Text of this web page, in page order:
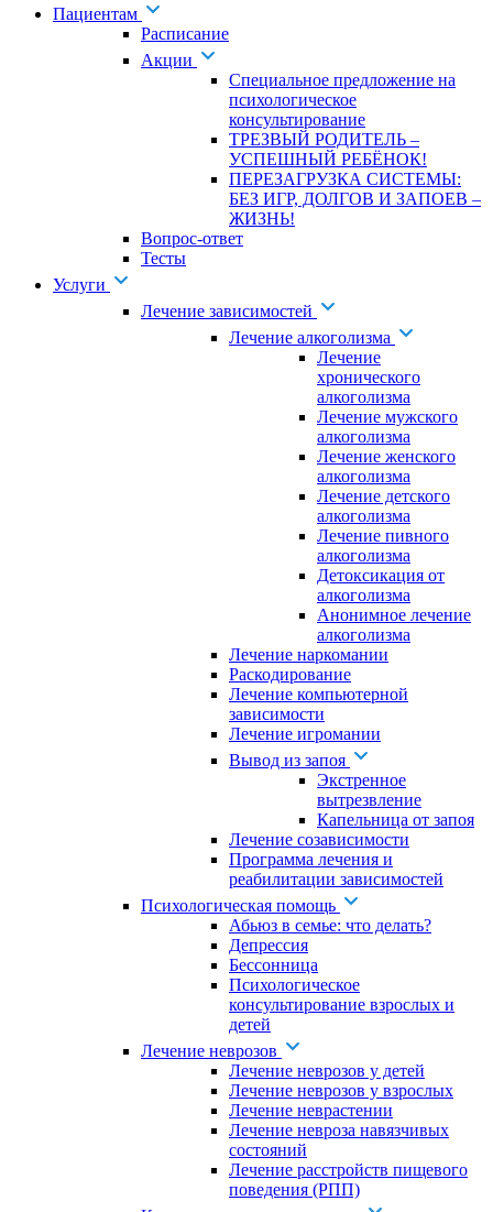
Пациентам
Расписание
Акции
Специальное предложение на
психологическое
консультирование
ТРЕЗВЫЙ РОДИТЕЛЬ –
УСПЕШНЫЙ РЕБЁНОК!
ПЕРЕЗАГРУЗКА СИСТЕМЫ:
БЕЗ ИГР, ДОЛГОВ И ЗАПОЕВ –
ЖИЗНЬ!
Вопрос-ответ
Тесты
Услуги
Лечение зависимостей
Лечение алкоголизма
Лечение
хронического
алкоголизма
Лечение мужского
алкоголизма
Лечение женского
алкоголизма
Лечение детского
алкоголизма
Лечение пивного
алкоголизма
Детоксикация от
алкоголизма
Анонимное лечение
алкоголизма
Лечение наркомании
Раскодирование
Лечение компьютерной
зависимости
Лечение игромании
Вывод из запоя
Экстренное
вытрезвление
Капельница от запоя
Лечение созависимости
Программа лечения и
реабилитации зависимостей
Психологическая помощь
Абьюз в семье: что делать?
Депрессия
Бессонница
Психологическое
консультирование взрослых и
детей
Лечение неврозов
Лечение неврозов у детей
Лечение неврозов у взрослых
Лечение неврастении
Лечение невроза навязчивых
состояний
Лечение расстройств пищевого
поведения (РПП)